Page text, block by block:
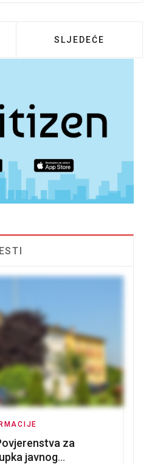
ČLANAK: NATJEČAJ ZA
SLJEDEĆI
SLJEDEĆE
za
javnog